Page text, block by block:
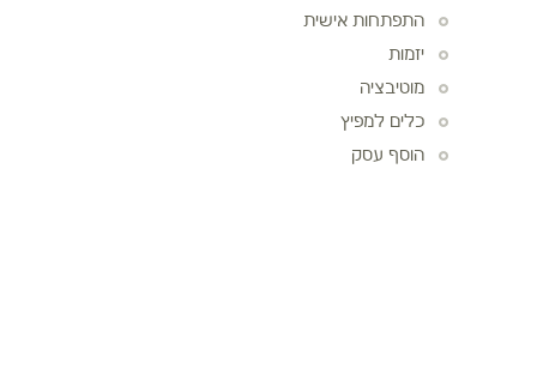
התפתחות אישית
יזמות
מוטיבציה
כלים למפיץ
הוסף עסק